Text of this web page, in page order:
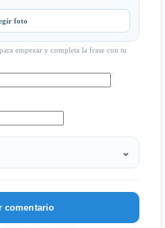
foto
empezar y completa la frase con tu